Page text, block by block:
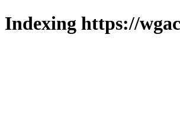
Indexing https://